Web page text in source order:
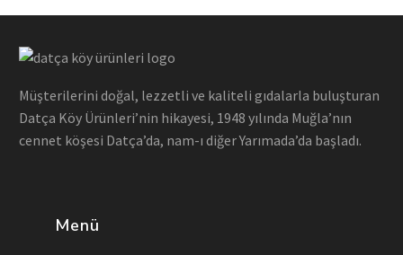
Müşterilerini doğal, lezzetli ve kaliteli gıdalarla buluşturan
Datça Köy Ürünleri’nin hikayesi, 1948 yılında Muğla’nın
cennet köşesi Datça’da, nam-ı diğer Yarımada’da başladı.
Menü